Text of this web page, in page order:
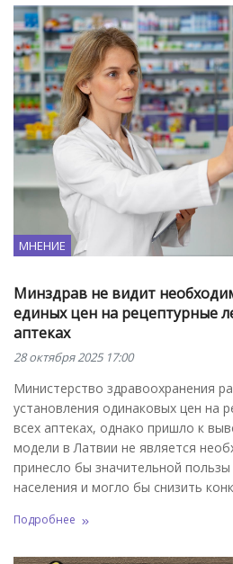
МНЕНИЕ
Минздрав не видит
единых цен на рецептурные
аптеках
28 октября 2025 17:00
Министерство здравоохранения
установления одинаковых цен на
всех аптеках, однако пришло к
модели в Латвии не является
принесло бы значительной
населения и могло бы снизить
Подробнее